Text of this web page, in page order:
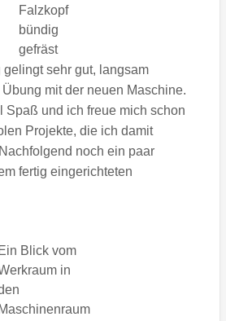
Falzkopf
bündig
gefräst
sehr gut, langsam
mit der neuen Maschine.
Spaß und ich freue mich schon
Projekte, die ich damit
noch ein paar
fertig eingerichteten
Ein Blick vom
in
Maschinenraum